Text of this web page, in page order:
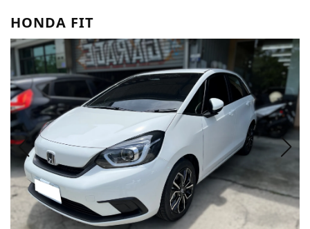
HONDA FIT